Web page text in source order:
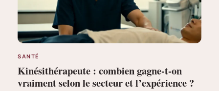
SANTÉ
Kinésithérapeute : combien gagne-t-on
vraiment selon le secteur et l’expérience ?